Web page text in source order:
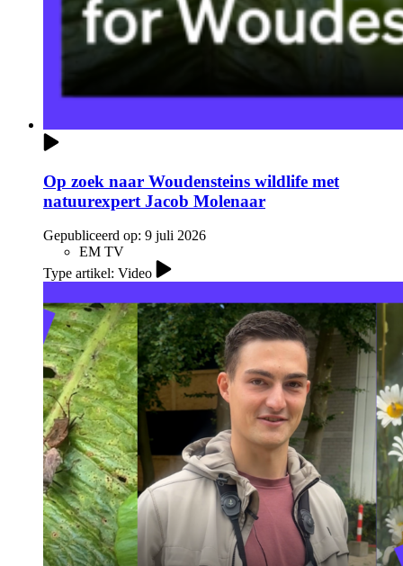
Op zoek naar Woudensteins wildlife met
natuurexpert Jacob Molenaar
Gepubliceerd op: 9 juli 2026
EM TV
Type artikel: Video